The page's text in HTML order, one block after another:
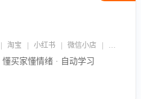
得物 | 京东 | 抖音 | 拼多多 | 淘宝 | 小红书 | 微信小店 | 快手 | 唯品会
买家懂情绪 · 自动学习